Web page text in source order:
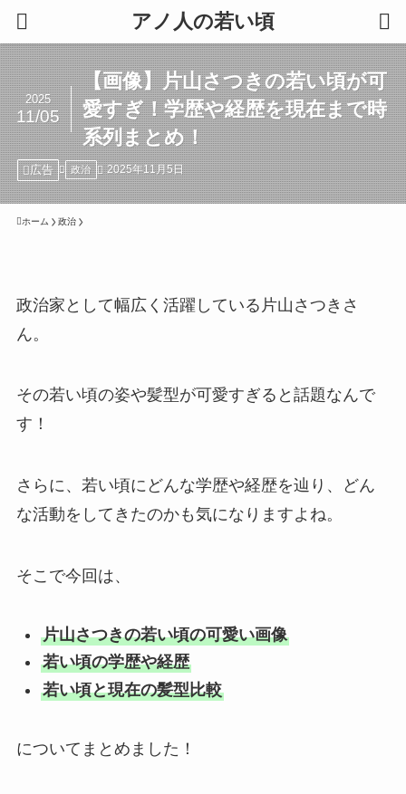
アノ人の若い頃
【画像】片山さつきの若い頃が可
愛すぎ！学歴や経歴を現在まで時
系列まとめ！
2025
11/05
広告 政治 2025年11月5日
ホーム 政治
政治家として幅広く活躍している片山さつきさ
ん。
その若い頃の姿や髪型が可愛すぎると話題なんで
す！
さらに、若い頃にどんな学歴や経歴を辿り、どん
な活動をしてきたのかも気になりますよね。
そこで今回は、
片山さつきの若い頃の可愛い画像
若い頃の学歴や経歴
若い頃と現在の髪型比較
についてまとめました！